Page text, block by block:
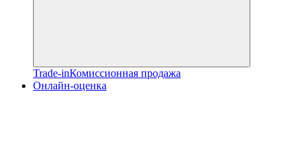
Trade-inКомиссионная продажа
Онлайн-оценка